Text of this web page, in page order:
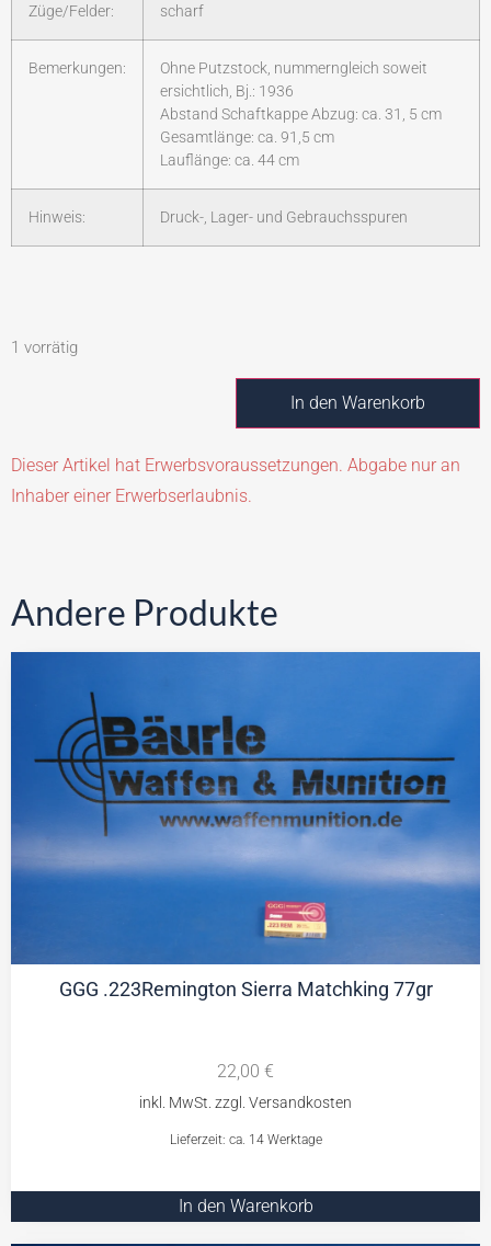
Züge/Felder:
scharf
Bemerkungen:
Ohne Putzstock, nummerngleich soweit
ersichtlich, Bj.: 1936
Abstand Schaftkappe Abzug: ca. 31, 5 cm
Gesamtlänge: ca. 91,5 cm
Lauflänge: ca. 44 cm
Hinweis: Druck-, Lager- und Gebrauchsspuren
1 vorrätig
In den Warenkorb
Dieser Artikel hat Erwerbsvoraussetzungen. Abgabe nur an
Inhaber einer Erwerbserlaubnis.
Andere Produkte
GGG .223Remington Sierra Matchking 77gr
22,00 €
Lieferzeit: ca. 14 Werktage
In den Warenkorb